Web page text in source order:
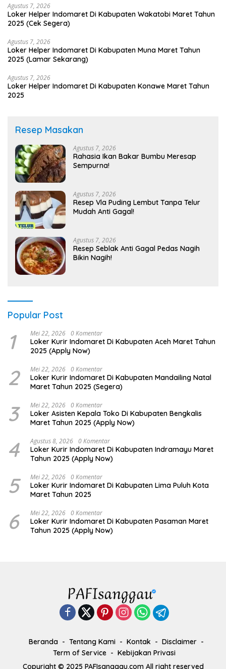
Agustus 7, 2026
Loker Helper Indomaret Di Kabupaten Wakatobi Maret Tahun
2025 (Cek Segera)
Agustus 7, 2026
Loker Helper Indomaret Di Kabupaten Muna Maret Tahun
2025 (Lamar Sekarang)
Agustus 7, 2026
Loker Helper Indomaret Di Kabupaten Konawe Maret Tahun
2025
Resep Masakan
Agustus 7, 2026
Rahasia Ikan Bakar Bumbu Meresap
Sempurna!
Agustus 7, 2026
Resep Vla Puding Lembut Tanpa Telur
Mudah Anti Gagal!
Agustus 7, 2026
Resep Seblak Anti Gagal Pedas Nagih
Bikin Nagih!
Popular Post
1 Mei 22, 2026 0 Komentar
Loker Kurir Indomaret Di Kabupaten Aceh Maret Tahun
2025 (Apply Now)
2 Mei 22, 2026 0 Komentar
Loker Kurir Indomaret Di Kabupaten Mandailing Natal
Maret Tahun 2025 (Segera)
3 Mei 22, 2026 0 Komentar
Loker Asisten Kepala Toko Di Kabupaten Bengkalis
Maret Tahun 2025 (Apply Now)
4 Agustus 8, 2026 0 Komentar
Loker Kurir Indomaret Di Kabupaten Indramayu Maret
Tahun 2025 (Apply Now)
5 Mei 22, 2026 0 Komentar
Loker Kurir Indomaret Di Kabupaten Lima Puluh Kota
Maret Tahun 2025
6 Mei 22, 2026 0 Komentar
Loker Kurir Indomaret Di Kabupaten Pasaman Maret
Tahun 2025 (Apply Now)
Beranda Tentang Kami Kontak
Disclaimer
Term of Service
Kebijakan Privasi
Copyright © 2025 PAFIsanggau.com All right reserved